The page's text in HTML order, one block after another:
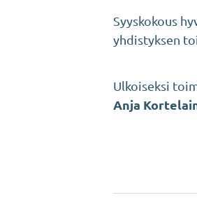
Syyskokous
yhdistyksen
Ulkoiseksi
Anja